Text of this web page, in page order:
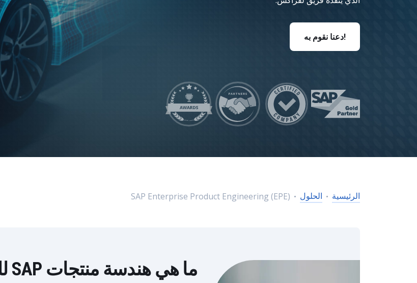
SAP Integration Suite
دعنا نقوم به!
الرئيسية الحلول SAP Enterprise Product Engineering (EPE)
ما هي هندسة منتجات SAP للمؤسسات (EPE)؟